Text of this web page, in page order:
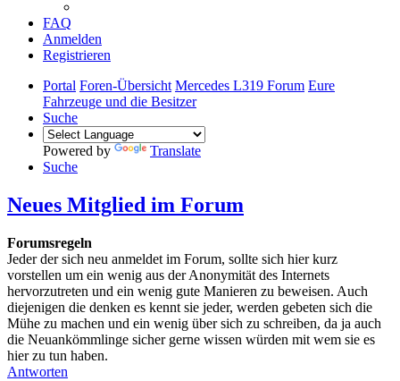
FAQ
Anmelden
Registrieren
Portal Foren-Übersicht Mercedes L319 Forum Eure
Fahrzeuge und die Besitzer
Suche
Powered by
Translate
Suche
Neues Mitglied im Forum
Forumsregeln
Jeder der sich neu anmeldet im Forum, sollte sich hier kurz
vorstellen um ein wenig aus der Anonymität des Internets
hervorzutreten und ein wenig gute Manieren zu beweisen. Auch
diejenigen die denken es kennt sie jeder, werden gebeten sich die
Mühe zu machen und ein wenig über sich zu schreiben, da ja auch
die Neuankömmlinge sicher gerne wissen würden mit wem sie es
hier zu tun haben.
Antworten